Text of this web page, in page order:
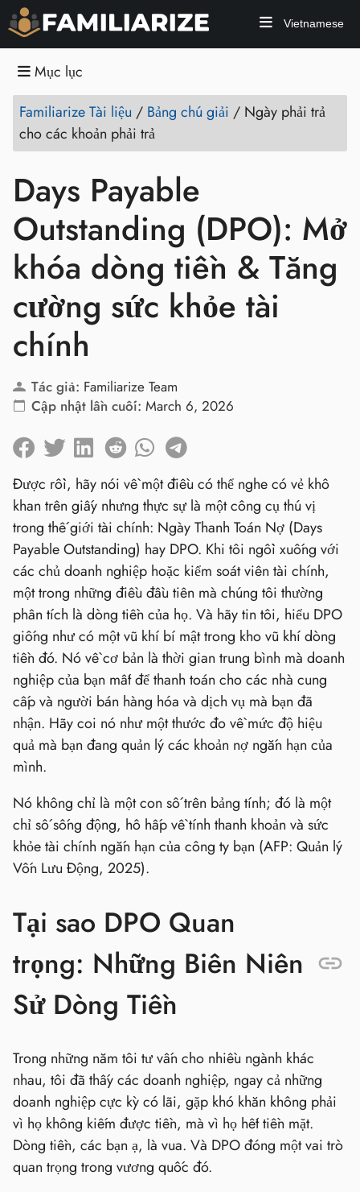
Vietnamese
Mục lục
Familiarize Tài liệu / Bảng chú giải / Ngày phải trả
cho các khoản phải trả
Days Payable
Outstanding (DPO): Mở
khóa dòng tiền & Tăng
cường sức khỏe tài
chính
Tác giả: Familiarize Team
Cập nhật lần cuối: March 6, 2026
Được rồi, hãy nói về một điều có thể nghe có vẻ khô
khan trên giấy nhưng thực sự là một công cụ thú vị
trong thế giới tài chính: Ngày Thanh Toán Nợ (Days
Payable Outstanding) hay DPO. Khi tôi ngồi xuống với
các chủ doanh nghiệp hoặc kiểm soát viên tài chính,
một trong những điều đầu tiên mà chúng tôi thường
phân tích là dòng tiền của họ. Và hãy tin tôi, hiểu DPO
giống như có một vũ khí bí mật trong kho vũ khí dòng
tiền đó. Nó về cơ bản là thời gian trung bình mà doanh
nghiệp của bạn mất để thanh toán cho các nhà cung
cấp và người bán hàng hóa và dịch vụ mà bạn đã
nhận. Hãy coi nó như một thước đo về mức độ hiệu
quả mà bạn đang quản lý các khoản nợ ngắn hạn của
mình.
Nó không chỉ là một con số trên bảng tính; đó là một
chỉ số sống động, hô hấp về tính thanh khoản và sức
khỏe tài chính ngắn hạn của công ty bạn (AFP: Quản lý
Vốn Lưu Động, 2025).
Tại sao DPO Quan
trọng: Những Biên Niên
Sử Dòng Tiền
Trong những năm tôi tư vấn cho nhiều ngành khác
nhau, tôi đã thấy các doanh nghiệp, ngay cả những
doanh nghiệp cực kỳ có lãi, gặp khó khăn không phải
vì họ không kiếm được tiền, mà vì họ hết tiền mặt.
Dòng tiền, các bạn ạ, là vua. Và DPO đóng một vai trò
quan trọng trong vương quốc đó.